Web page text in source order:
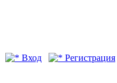
Вход Регистрация